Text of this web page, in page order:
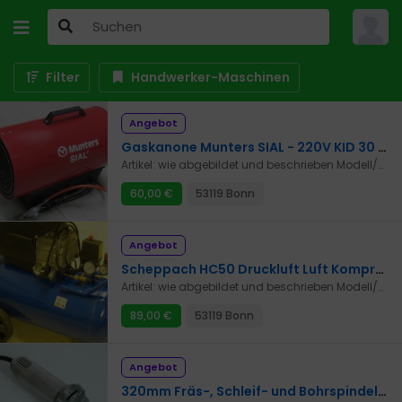
Filter Handwerker-Maschinen
Angebot
Gaskanone Munters SIAL - 220V KID 30 ME Brenner Hallen Heizung Gebläse
Artikel: wie abgebildet und beschrieben Modell/Typ: wie abgebildet und beschrieben Zustand: Gebraucht (siehe Bilder) Funktion: ungeprüft Stückzahl/Menge: wie abgebildet und angegeben Zubehör: - Lieferumfang: wie abgebildet und angegeben Privatverkauf: Ja Garantie: Nein Gewährleistung: Nein Lieferung möglich: Nein Abholung möglich: Ja Originalverpackung: Nein Originalkaufbeleg: Nein Zahlungsart: Barzahlung / Banküberweisung Technische Daten: Bitte google´n Bei weiteren Fragen: Bitte Nachricht mit Rufnummer hinterlassen. Ich rufe umgehend oder zeitnah zurück. Druckfehler und Irrtum unter Vorbehalt.
60,00 €
53119 Bonn
Angebot
Scheppach HC50 Druckluft Luft Kompressor 8 bar
Artikel: wie abgebildet und beschrieben Modell/Typ: wie abgebildet und beschrieben Zustand: Gebraucht aus Restposten (siehe Bilder) Funktion: einwandfrei Stückzahl/Menge: wie abgebildet und angegeben Zubehör: - Lieferumfang: wie abgebildet und angegeben Privatverkauf: Nein Garantie: Keine Gewährleistung: gemäß gesetzlicher Regelung Lieferung möglich: Nein Abholung möglich: Ja Versandunternehmen: - Versandkosten: - Versandart: - Versicherungsart: - Originalverpackung: Nein Originalkaufbeleg: Nein Zahlungsart: Barzahlung / Banküberweisung / PayPal Differenzbesteuerung nach § 25a: Ja Technische Daten: Bitte google´n Bei weiteren Fragen: - Bitte Nachricht hinterlassen (hier über Anzeigen-Portal) oder - Anrufen unter 0178 1511191 (falls nicht erreichbar, bitte WhatsApp-Nachricht hinterlassen) Druckfehler und Irrtum unter Vorbehalt. --- Zur Info für die Interessenten/Kunden: Als Händler dürfen wir hier auf der Plattform aziano.de, auch unsere privaten Artikel, unter diesem gewerblichen aziano-Konto verkaufen. Wenn dies hier ausdrücklich als Privatverkauf deklariert/gekennzeichnet ist, so handelt es sich auch um einen Privatverkauf ohne jegliche Garantie, Gewährleistung, Rücknahme und/oder Umtausch!
89,00 €
53119 Bonn
Angebot
320mm Fräs-, Schleif- und Bohrspindel 6mm / 18000 U/min. / 940